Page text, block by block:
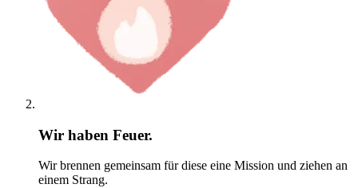
Wir haben Feuer.
Wir brennen gemeinsam für diese eine Mission und ziehen an
einem Strang.